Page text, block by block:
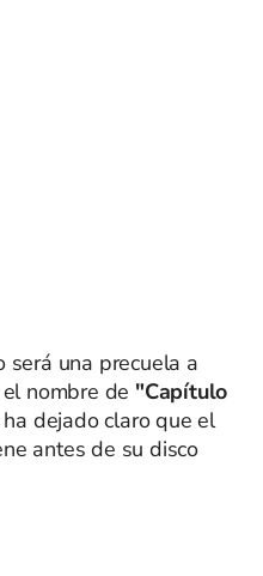
será una precuela a
nombre de "Capítulo
dejado claro que el
antes de su disco